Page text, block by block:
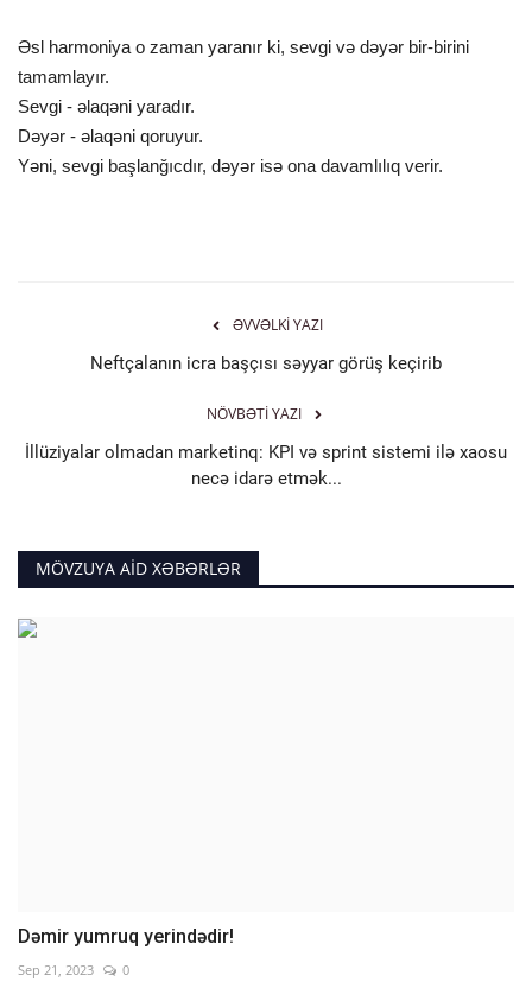
Əsl harmoniya o zaman yaranır ki, sevgi və dəyər bir-birini
tamamlayır.
Sevgi - əlaqəni yaradır.
Dəyər - əlaqəni qoruyur.
Yəni, sevgi başlanğıcdır, dəyər isə ona davamlılıq verir.
ƏVVƏLKI YAZI
Neftçalanın icra başçısı səyyar görüş keçirib
NÖVBƏTI YAZI
İllüziyalar olmadan marketinq: KPI və sprint sistemi ilə xaosu
necə idarə etmək...
MÖVZUYA AID XƏBƏRLƏR
Dəmir yumruq yerindədir!
Sep 21, 2023 0